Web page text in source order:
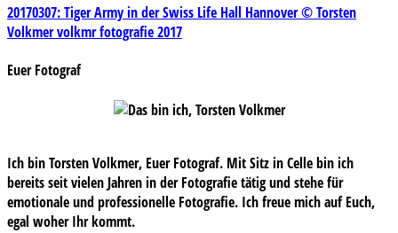
Beitragsnavigation
20170307: Tiger Army in der Swiss Life Hall Hannover © Torsten
Volkmer volkmr fotografie 2017
Euer Fotograf
Ich bin Torsten Volkmer, Euer Fotograf. Mit Sitz in Celle bin ich
bereits seit vielen Jahren in der Fotografie tätig und stehe für
emotionale und professionelle Fotografie. Ich freue mich auf Euch,
egal woher Ihr kommt.